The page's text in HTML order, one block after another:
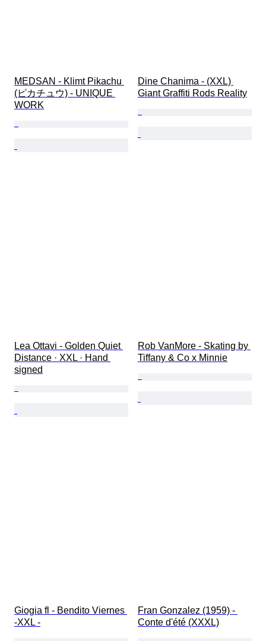
MEDSAN - Klimt Pikachu
(ピカチュウ) - UNIQUE
WORK
Dine Chanima - (XXL)
Giant Graffiti Rods Reality
Lea Ottavi - Golden Quiet
Distance · XXL · Hand
signed
Rob VanMore - Skating by
Tiffany & Co x Minnie
Giogia fl - Bendito Viernes
-XXL -
Fran Gonzalez (1959) -
Conte d'été (XXXL)